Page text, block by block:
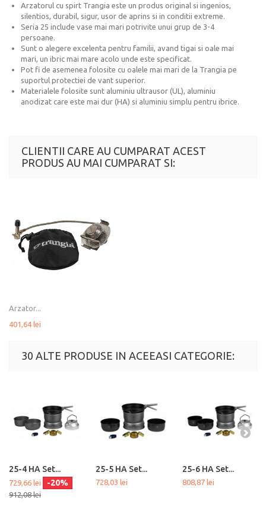
Arzatorul cu spirt Trangia este un produs original si ingenios,
silentios, durabil, sigur, usor de aprins si in conditii extreme.
Seria 25 include vase mai mari potrivite unui grup de 3-4
persoane.
Sunt o alegere excelenta pentru familii, avand tigai si oale mai
mari, un ibric mai mare acolo unde este specificat.
Pot fi de asemenea folosite cu oalele mai mari de la Trangia pe
suportul protectiei de vant superior.
Materialele folosite sunt aluminiu ultrausor (UL), aluminiu
anodizat care este mai dur (HA) si aluminiu simplu pentru ibrice.
CLIENTII CARE AU CUMPARAT ACEST
PRODUS AU MAI CUMPARAT SI:
Arzator...
401,64 lei
30 ALTE PRODUSE IN ACEEASI CATEGORIE:
25-4 HA Set...
729,66 lei -20%
912,08 lei
25-5 HA Set...
728,03 lei
25-6 HA Set...
808,87 lei